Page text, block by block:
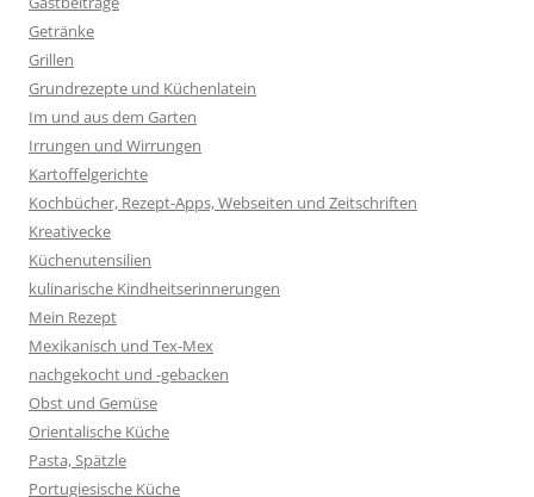
Getränke
Grillen
Grundrezepte und Küchenlatein
Im und aus dem Garten
Irrungen und Wirrungen
Kartoffelgerichte
Kochbücher, Rezept-Apps, Webseiten und Zeitschriften
Kreativecke
Küchenutensilien
kulinarische Kindheitserinnerungen
Mein Rezept
Mexikanisch und Tex-Mex
nachgekocht und -gebacken
Obst und Gemüse
Orientalische Küche
Pasta, Spätzle
Portugiesische Küche